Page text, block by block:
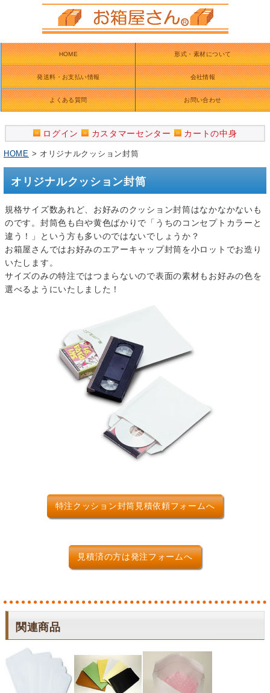
HOME 形式・素材について
発送料・お支払い情報 会社情報
よくある質問 お問い合わせ
ログイン カスタマーセンター カートの中身
HOME > オリジナルクッション封筒
オリジナルクッション封筒
規格サイズ数あれど、お好みのクッション封筒はなかなかないも
のです。封筒色も白や黄色ばかりで「うちのコンセプトカラーと
違う！」という方も多いのではないでしょうか？
お箱屋さんではお好みのエアーキャップ封筒を小ロットでお造り
いたします。
サイズのみの特注ではつまらないので表面の素材もお好みの色を
選べるようにいたしました！
特注クッション封筒見積依頼フォームへ
見積済の方は発注フォームへ
関連商品